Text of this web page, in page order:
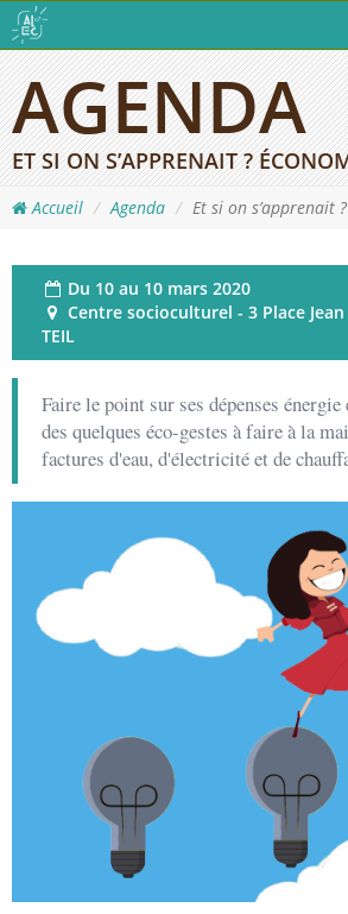
AGENDA
ET SI ON S’APPRENAIT ?
Accueil Agenda Et si on s’apprenait
Du 10 au 10 mars 2020
Centre socioculturel - 3 Place
TEIL
Faire le point sur ses dépenses
des quelques éco-gestes à faire à la
factures d'eau, d'électricité et de